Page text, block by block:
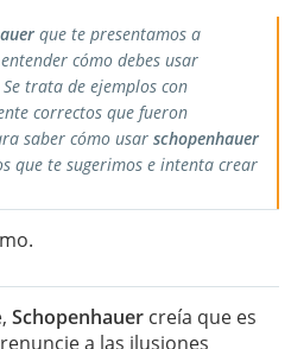
que te presentamos a
cómo debes usar
trata de ejemplos con
correctos que fueron
saber cómo usar schopenhauer
que te sugerimos e intenta crear
Schopenhauer creía que es
a las ilusiones